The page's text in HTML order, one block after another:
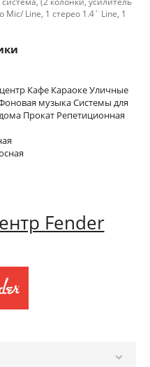
Line, 1 стерео 1.4` Line, 1
Кафе Караоке Уличные
музыка Системы для
Прокат Репетиционная
Fender